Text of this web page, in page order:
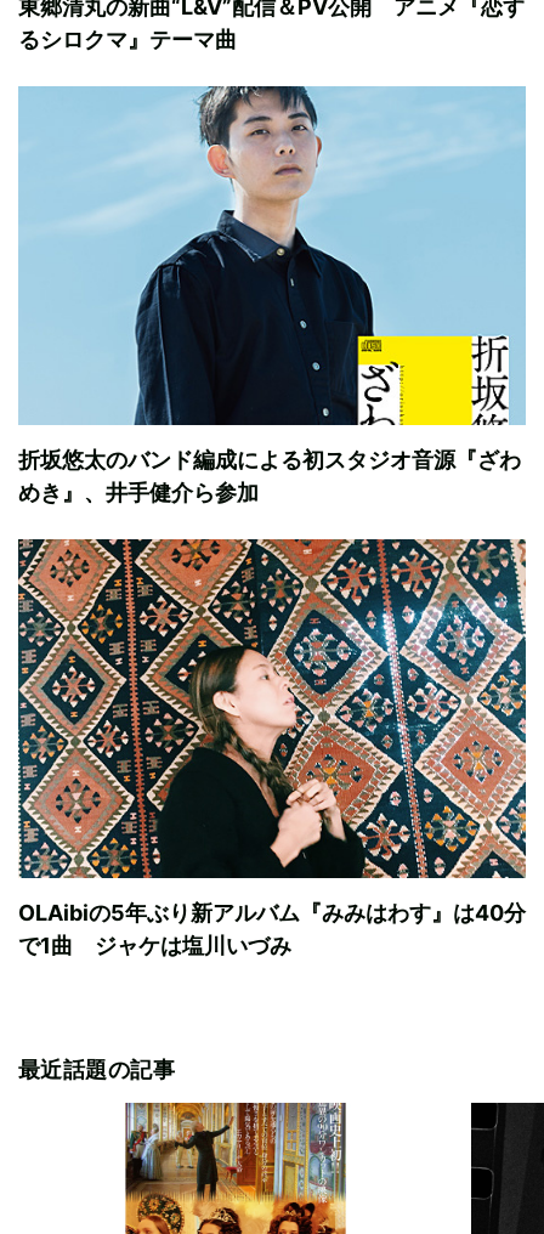
東郷清丸の新曲“L&V”配信＆PV公開 アニメ『恋す
るシロクマ』テーマ曲
折坂悠太のバンド編成による初スタジオ音源『ざわ
めき』、井手健介ら参加
OLAibiの5年ぶり新アルバム『みみはわす』は40分
で1曲 ジャケは塩川いづみ
最近話題の記事